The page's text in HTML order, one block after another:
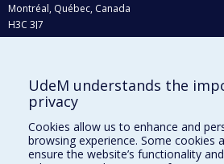
Montréal, Québec, Canada
H3C 3J7
Who does what?
Find us
Site map
UdeM understands the
privacy
Cookies allow us to enhance and
browsing experience. Some cookies
ensure the website’s functionality